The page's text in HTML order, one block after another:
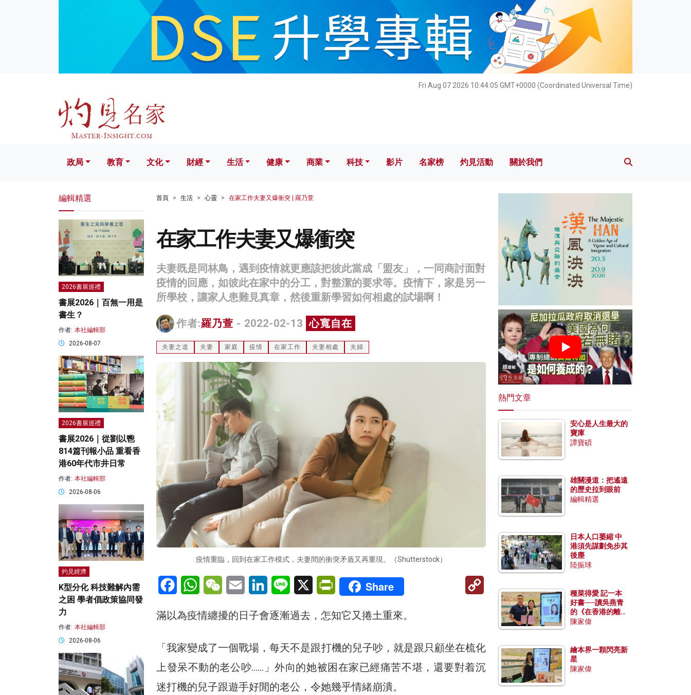
Fri Aug 07 2026 10:44:07 GMT+0000 (Coordinated Universal Time)
文化 財經 生活 健康 科技 影片 名家榜 灼見活動 關於我們
政局 教育 文化 財經 生活 健康 商業 科技 影片 名家榜 灼見活動 關於我們
首頁 生活 心靈 在家工作夫妻又爆衝突 | 羅乃萱
在家工作夫妻又爆衝突
夫妻既是同林鳥，遇到疫情就更應該把彼此當成「盟友」，一同商討面對
疫情的回應，如彼此在家中的分工，對整潔的要求等。疫情下，家是另一
所學校，讓家人患難見真章，然後重新學習如何相處的試場啊！
作者:羅乃萱 - 2022-02-13 心寬自在
夫妻之道 夫妻 家庭 疫情 在家工作 夫妻相處 夫婦
疫情重臨，回到在家工作模式，夫妻間的衝突矛盾又再重現。（Shutterstock）
FacebookWhatsAppWeChatEmail LinkedInLine X PrintFriendly
Share
滿以為疫情纏擾的日子會逐漸過去，怎知它又捲土重來。
「我家變成了一個戰場，每天不是跟打機的兒子吵，就是跟只顧坐在梳化
上發呆不動的老公吵……」外向的她被困在家已經痛苦不堪，還要對着沉
迷打機的兒子跟遊手好閒的老公，令她幾乎情緒崩潰。
編輯精選
2026書展巡禮
書展2026｜百無一用是
書生？
作者: 本社編輯部
2026-08-07
2026書展巡禮
書展2026｜從劉以鬯
814篇刊報小品 重看香
港60年代市井日常
作者: 本社編輯部
2026-08-06
灼見經濟
K型分化 科技難解內需
之困 學者倡政策協同發
力
作者: 本社編輯部
2026-08-06
熱門文章
安心是人生最大的
寶庫
譚寶碩
雄關漫道：把遙遠
的歷史拉到眼前
編輯精選
日本人口萎縮 中
港須先謀劃免步其
後塵
陸振球
種菜得愛 記一本
好書──讀吳燕青
的《在香港的離島
種菜》
陳家偉
繪本界一顆閃亮新
星
陳家偉